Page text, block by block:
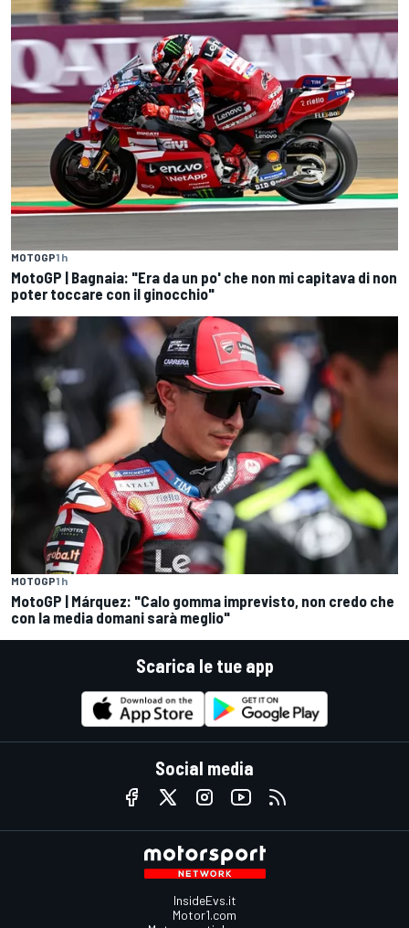
MOTOGP1 h
MotoGP | Bagnaia: "Era da un po' che non mi capitava di non
poter toccare con il ginocchio"
MOTOGP1 h
MotoGP | Márquez: "Calo gomma imprevisto, non credo che
con la media domani sarà meglio"
Scarica le tue app
Social media
InsideEvs.it
Motor1.com